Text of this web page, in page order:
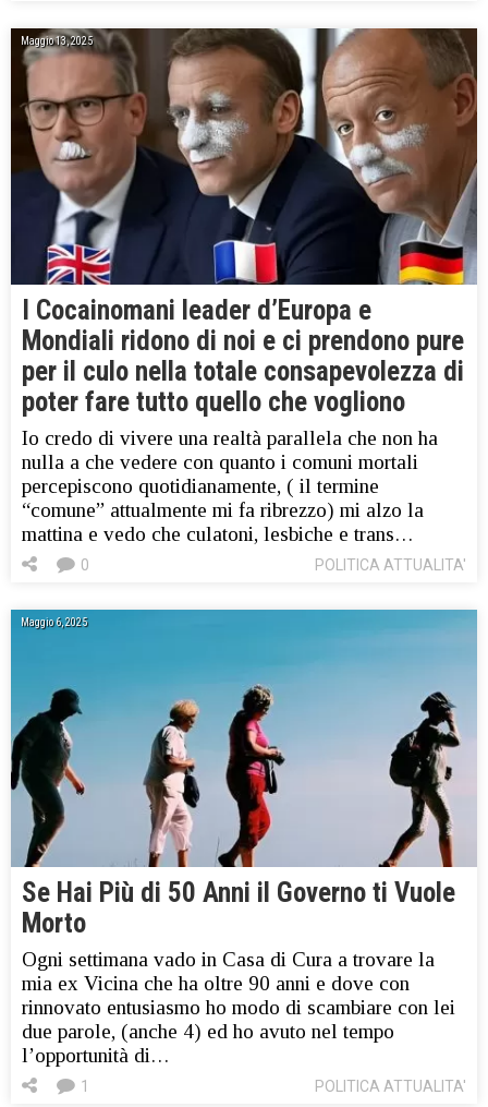
Maggio 13, 2025
I Cocainomani leader d’Europa e
Mondiali ridono di noi e ci prendono pure
per il culo nella totale consapevolezza di
poter fare tutto quello che vogliono
Io credo di vivere una realtà parallela che non ha
nulla a che vedere con quanto i comuni mortali
percepiscono quotidianamente, ( il termine
“comune” attualmente mi fa ribrezzo) mi alzo la
mattina e vedo che culatoni, lesbiche e trans…
POLITICA ATTUALITA'
0
Maggio 6, 2025
Se Hai Più di 50 Anni il Governo ti Vuole
Morto
Ogni settimana vado in Casa di Cura a trovare la
mia ex Vicina che ha oltre 90 anni e dove con
rinnovato entusiasmo ho modo di scambiare con lei
due parole, (anche 4) ed ho avuto nel tempo
l’opportunità di…
POLITICA ATTUALITA'
1